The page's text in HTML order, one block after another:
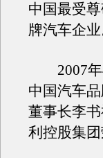
中国最受
牌汽车企业
2007年4
中国汽车
董事长李
利控股集